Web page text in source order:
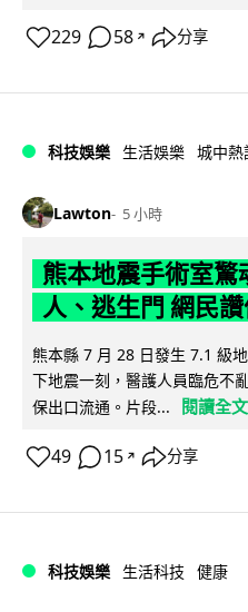
229 58 ↗ 分享
科技娛樂 生活娛樂 城中熱
Lawton 5 小時
熊本地震手術室驚
人、逃生門 網民
熊本縣 7 月 28 日發生 7.1 級
下地震一刻，醫護人員臨危不
保出口流通。片段...
閱讀全文
49 15 ↗ 分享
科技娛樂 生活科技 健康